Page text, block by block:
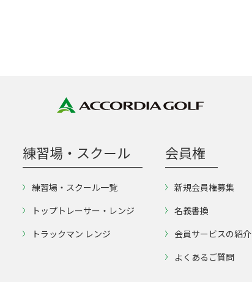
練習場・スクール
練習場・スクール一覧
トップトレーサー・レンジ
トラックマン レンジ
会員権
新規会員権募集
名義書換
会員サービスの紹介
よくあるご質問